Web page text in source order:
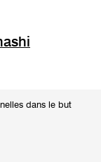
dans le but
lacompagnie de
d’Art Moderne